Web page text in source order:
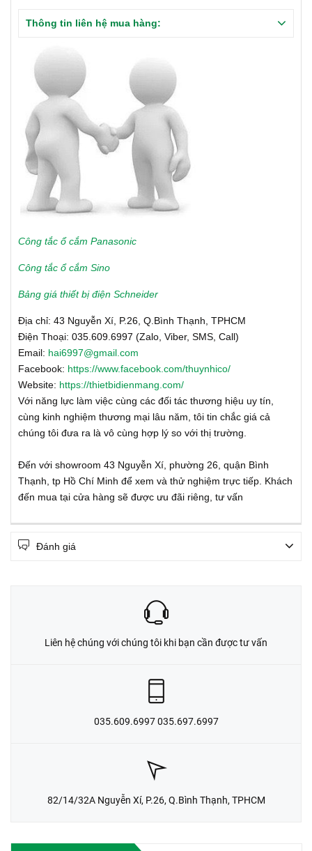
Thông tin liên hệ mua hàng:
Công tắc ổ cắm Panasonic
Công tắc ổ cắm Sino
Bảng giá thiết bị điện Schneider
Địa chỉ: 43 Nguyễn Xí, P.26, Q.Bình Thạnh, TPHCM
Điện Thoại: 035.609.6997 (Zalo, Viber, SMS, Call)
Email: hai6997@gmail.com
Facebook: https://www.facebook.com/thuynhico/
Website: https://thietbidienmang.com/
Với năng lực làm việc cùng các đối tác thương hiệu uy tín,
cùng kinh nghiệm thương mại lâu năm, tôi tin chắc giá cả
chúng tôi đưa ra là vô cùng hợp lý so với thị trường.
Đến với showroom 43 Nguyễn Xí, phường 26, quận Bình
Thạnh, tp Hồ Chí Minh để xem và thử nghiệm trực tiếp. Khách
đến mua tại cửa hàng sẽ được ưu đãi riêng, tư vấn
Đánh giá
Liên hệ chúng với chúng tôi khi bạn cần được tư vấn
035.609.6997 035.697.6997
82/14/32A Nguyễn Xí, P.26, Q.Bình Thạnh, TPHCM